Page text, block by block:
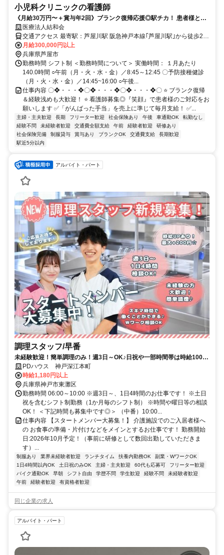
小児科クリニックの看護師
《月給30万円〜＋賞与年2回》ブランク復帰応援◎駅チカ！ 患者様とじ
っくり向き合える小児科クリニック。夜勤なし！ ⭐毎月『がんばった手
当』あり
医療法人結和会
交通アクセス 最寄駅：芦屋川駅 阪急神戸本線｢芦屋川駅｣から徒歩2分
【勤務地】 兵庫県芦屋市月若町8-2-2 アマーレ芦屋川1F ひよこキッ
ズクリニック
月給300,000円以上
兵庫県芦屋市
勤務時間 シフト制 ＜勤務時間について＞ 実働時間： １月あたり
140.0時間 ○午前（月・火・水・金）／8:45～12:45 〇予防接種健診
（月・火・水・金）／14:45~16:00 ○午後...
仕事内容 〇❖・・・❖〇❖・・・❖〇❖・・・❖〇 ⭐️ ブランク復帰
＆経験浅めも大歓迎！ ⭐️ 看護師募集◎『笑顔』で患者様のご対応をお
願いします ✅「がんばった手当」を売上に準じて毎月支給！ ✅...
主婦・主夫歓迎 長期 フリーター歓迎 社会保険あり 午後 車通勤OK
転勤なし
経験不問
未経験者歓迎 交通費全額支給 午前 経験者歓迎
研修あり
社会保険完備
制服貸与 賞与あり ブランクOK 交通費支給
長期歓迎
駅近5分以内
アルバイト・パート
調理スタッフ/早番
未経験歓迎！簡単調理のみ！週3日～OK♪日祝や一部時間帯は時給100円
UP♪PDハウス 神戸深江本町
時給1,180円以上
兵庫県神戸市東灘区
勤務時間 06:00～10:00 ※週3日～、1日4時間のお仕事です！ ※土日
祝を含むシフト制勤務（1か月毎のシフト制） ※時間や曜日等の相談
OK！ ＜下記時間も募集中です◎＞ （中番）10:00...
仕事内容 【スタートメンバー大募集！】 介護施設でのご入居者様へ
の お食事の準備・片付けなどをメインとするお仕事です！ 勤務開始
日:2026年10月予定！（事前に研修として数回出勤していただきま
す）...
制服あり 業界未経験者歓迎 ランチタイム 扶養内勤務OK
副業・WワークOK
1日4時間以内OK
土日祝のみOK 主婦・主夫歓迎 60代も応募可
フリーター歓迎
バイク通勤OK
早朝 シフト自由 学歴不問 学生歓迎 経験不問
未経験者歓迎
午前
経験者歓迎 有資格者歓迎
同じ企業の求人
アルバイト・パート